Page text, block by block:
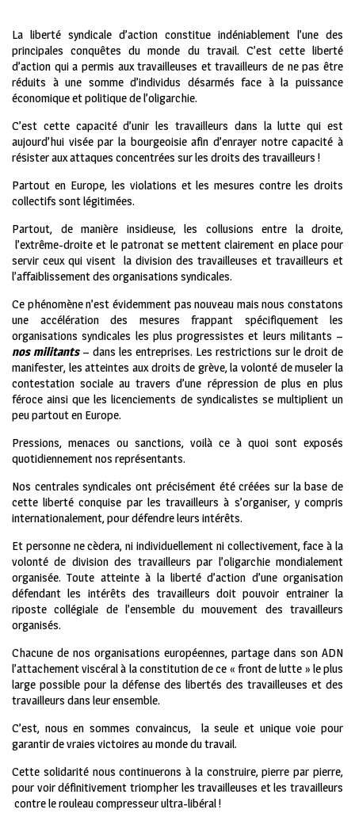
La liberté syndicale d’action constitue indéniablement l’une des
principales conquêtes du monde du travail. C’est cette liberté
d’action qui a permis aux travailleuses et travailleurs de ne pas être
réduits à une somme d’individus désarmés face à la puissance
économique et politique de l’oligarchie.
C’est cette capacité d’unir les travailleurs dans la lutte qui est
aujourd’hui visée par la bourgeoisie afin d’enrayer notre capacité à
résister aux attaques concentrées sur les droits des travailleurs !
Partout en Europe, les violations et les mesures contre les droits
collectifs sont légitimées.
Partout, de manière insidieuse, les collusions entre la droite,
l’extrême-droite et le patronat se mettent clairement en place pour
servir ceux qui visent la division des travailleuses et travailleurs et
l’affaiblissement des organisations syndicales.
Ce phénomène n’est évidemment pas nouveau mais nous constatons
une accélération des mesures frappant spécifiquement les
organisations syndicales les plus progressistes et leurs militants –
nos militants– dans les entreprises. Les restrictions sur le droit de
manifester, les atteintes aux droits de grève, la volonté de museler la
contestation sociale au travers d’une répression de plus en plus
féroce ainsi que les licenciements de syndicalistes se multiplient un
peu partout en Europe.
Pressions, menaces ou sanctions, voilà ce à quoi sont exposés
quotidiennement nos représentants.
Nos centrales syndicales ont précisément été créées sur la base de
cette liberté conquise par les travailleurs à s’organiser, y compris
internationalement, pour défendre leurs intérêts.
Et personne ne cèdera, ni individuellement ni collectivement, face à la
volonté de division des travailleurs par l’oligarchie mondialement
organisée. Toute atteinte à la liberté d’action d’une organisation
défendant les intérêts des travailleurs doit pouvoir entrainer la
riposte collégiale de l’ensemble du mouvement des travailleurs
organisés.
Chacune de nos organisations européennes, partage dans son ADN
l’attachement viscéral à la constitution de ce « front de lutte » le plus
large possible pour la défense des libertés des travailleuses et des
travailleurs dans leur ensemble.
C’est, nous en sommes convaincus, la seule et unique voie pour
garantir de vraies victoires au monde du travail.
Cette solidarité nous continuerons à la construire, pierre par pierre,
pour voir définitivement triompher les travailleuses et les travailleurs
contre le rouleau compresseur ultra-libéral !